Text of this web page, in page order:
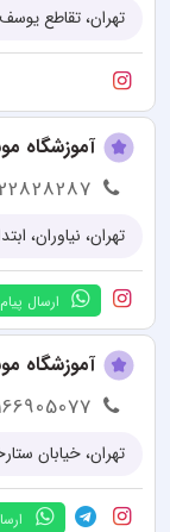
آموزشگاه
تهران، نیاوران،
ارسال
آموزشگاه